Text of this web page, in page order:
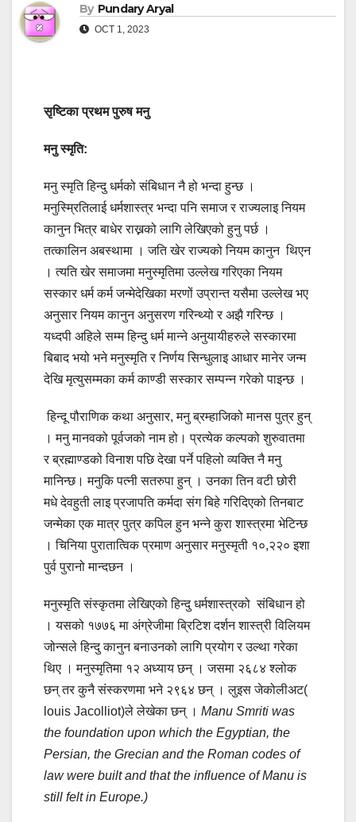
By Pundary Aryal
OCT 1, 2023
सृष्टिका प्रथम पुरुष मनु
मनु स्मृति:
मनु स्मृति हिन्दु धर्मको संबिधान नै हो भन्दा हुन्छ ।
मनुस्म्रितिलाई धर्मशास्त्र भन्दा पनि समाज र राज्यलाइ नियम
कानुन भित्र बाधेर राख्नको लागि लेखिएको हुनु पर्छ ।
तत्कालिन अबस्थामा । जति खेर राज्यको नियम कानुन थिएन
। त्यति खेर समाजमा मनुस्मृतिमा उल्लेख गरिएका नियम
सस्कार धर्म कर्म जन्मेदेखिका मरणों उप्रान्त यसैमा उल्लेख भए
अनुसार नियम कानुन अनुसरण गरिन्थ्यो र अझै गरिन्छ ।
यध्दपी अहिले सम्म हिन्दु धर्म मान्ने अनुयायीहरुले सस्कारमा
बिबाद भयो भने मनुस्मृति र निर्णय सिन्धुलाइ आधार मानेर जन्म
देखि मृत्युसम्मका कर्म काण्डी सस्कार सम्पन्न गरेको पाइन्छ ।
हिन्दू पौराणिक कथा अनुसार,मनु ब्रम्हाजिको मानस पुत्र हुन्
। मनुमानवको पूर्वजको नाम हो। प्रत्येक कल्पको शुरुवातमा
र ब्रह्माण्डको विनाश पछि देखा पर्ने पहिलो व्यक्ति नै मनु
मानिन्छ।मनुकि पत्नी सतरुपा हुन् । उनका तिन वटी छोरी
मधे देवहुती लाइ प्रजापति कर्मदा संग बिहे गरिदिएको तिनबाट
जन्मेका एक मात्र पुत्र कपिल हुन भन्ने कुरा शास्त्रमा भेटिन्छ
। चिनिया पुरातात्विक प्रमाण अनुसार मनुस्मृती १०,२२० इशा
पुर्व पुरानो मान्दछन ।
मनुस्मृति संस्कृतमा लेखिएको हिन्दु धर्मशास्त्रको संबिधान हो
। यसको १७७६ मा अंग्रेजीमा ब्रिटिश दर्शन शास्त्री विलियम
जोन्सले हिन्दु कानुन बनाउनको लागि प्रयोग र उल्था गरेका
थिए । मनुस्मृतिमा १२ अध्याय छन् । जसमा २६८४ श्लोक
छन् तर कुनै संस्करणमा भने २९६४ छन् । लुइस जेकोलीअट(
louis Jacolliot)ले लेखेका छन् । Manu Smriti was
the foundation upon which the Egyptian, the
Persian, the Grecian and the Roman codes of
law were built and that the influence of Manu is
still felt in Europe.)